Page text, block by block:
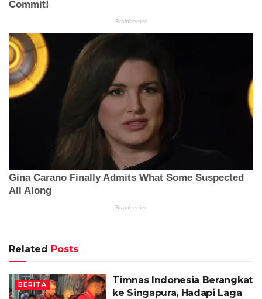
Related Posts
BERITA
Timnas Indonesia Berangkat
ke Singapura, Hadapi Laga